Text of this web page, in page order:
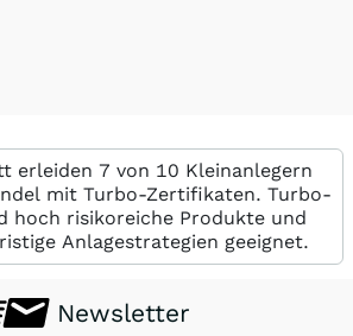
erleiden 7 von 10 Kleinanlegern
mit Turbo-Zertifikaten. Turbo-
hoch risikoreiche Produkte und
Anlagestrategien geeignet.
Newsletter